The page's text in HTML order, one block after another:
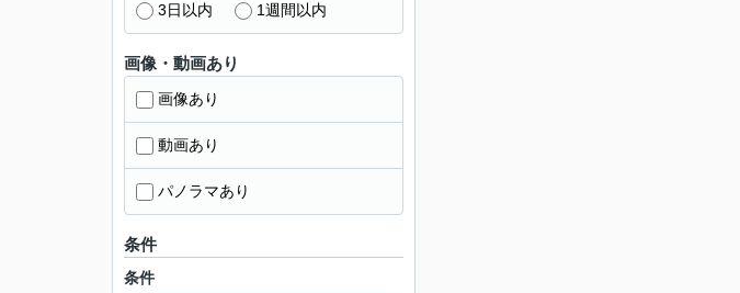
3日以内 1週間以内
画像・動画あり
画像あり
動画あり
パノラマあり
条件
条件